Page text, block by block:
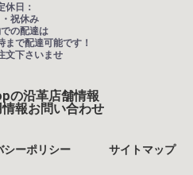
休日：
・祝休み
の配達は
まで配達可能です！
文下さいませ
の沿革店舗情報
報お問い合わせ
シーポリシー サイトマップ